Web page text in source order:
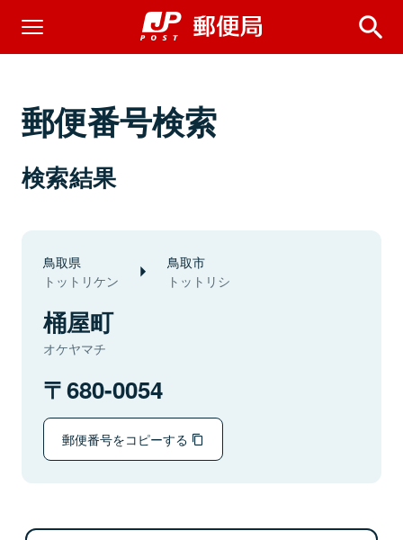
郵便番号検索
検索結果
鳥取県
トットリケン
鳥取市
トットリシ
桶屋町
オケヤマチ
680-0054
郵便番号をコピーする